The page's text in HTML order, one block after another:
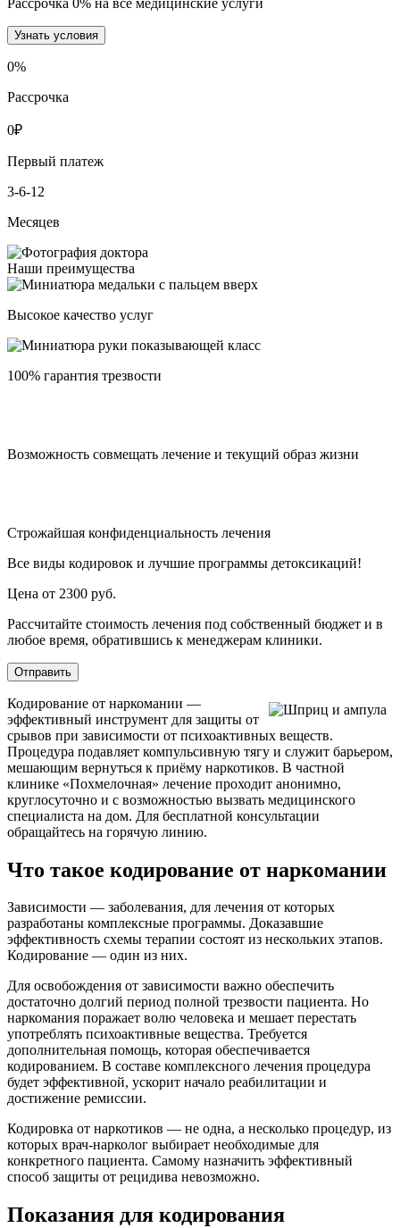
Узнать условия
0%
Рассрочка
0₽
Первый платеж
3-6-12
Месяцев
Наши преимущества
Высокое качество услуг
100% гарантия трезвости
Возможность совмещать лечение и текущий образ жизни
Строжайшая конфиденциальность лечения
Все виды кодировок и лучшие программы детоксикаций!
Цена от 2300 руб.
Рассчитайте стоимость лечения под собственный бюджет и в
любое время, обратившись к менеджерам клиники.
Отправить
Кодирование от наркомании —
эффективный инструмент для защиты от
срывов при зависимости от психоактивных веществ.
Процедура подавляет компульсивную тягу и служит барьером,
мешающим вернуться к приёму наркотиков. В частной
клинике «Похмелочная» лечение проходит анонимно,
круглосуточно и с возможностью вызвать медицинского
специалиста на дом. Для бесплатной консультации
обращайтесь на горячую линию.
Что такое кодирование от наркомании
Зависимости — заболевания, для лечения от которых
разработаны комплексные программы. Доказавшие
эффективность схемы терапии состоят из нескольких этапов.
Кодирование — один из них.
Для освобождения от зависимости важно обеспечить
достаточно долгий период полной трезвости пациента. Но
наркомания поражает волю человека и мешает перестать
употреблять психоактивные вещества. Требуется
дополнительная помощь, которая обеспечивается
кодированием. В составе комплексного лечения процедура
будет эффективной, ускорит начало реабилитации и
достижение ремиссии.
Кодировка от наркотиков — не одна, а несколько процедур, из
которых врач-нарколог выбирает необходимые для
конкретного пациента. Самому назначить эффективный
способ защиты от рецидива невозможно.
Показания для кодирования